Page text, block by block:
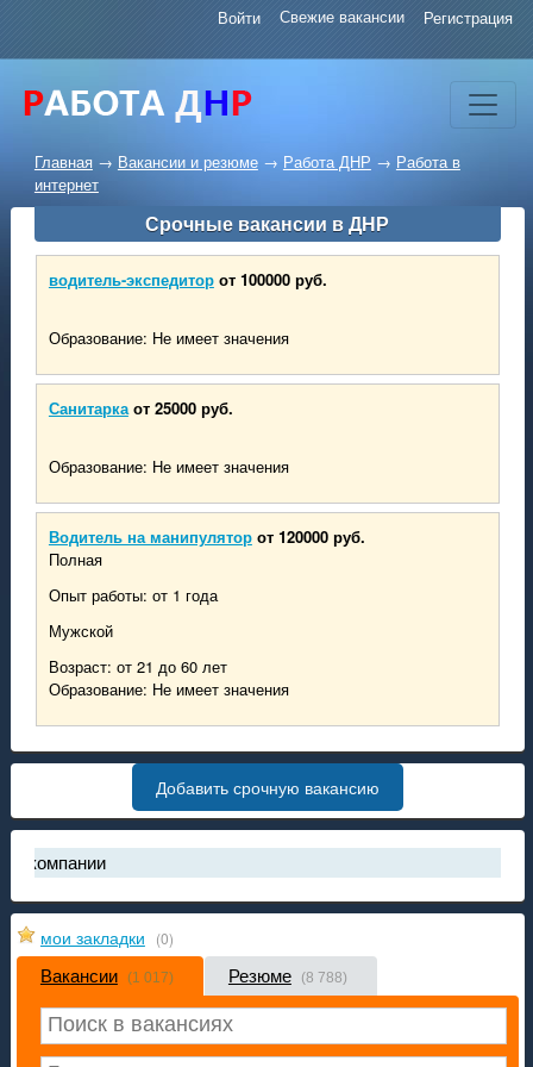
Войти Свежие вакансии Регистрация
Главная → Вакансии и резюме→ Работа ДНР → Работа в
интернет
Срочные вакансии в ДНР
водитель-экспедитор от 100000 руб.
Образование: Не имеет значения
Санитарка от 25000 руб.
Образование: Не имеет значения
Водитель на манипулятор от 120000 руб.
Полная
Опыт работы: от 1 года
Мужской
Возраст: от 21 до 60 лет
Образование: Не имеет значения
Добавить срочную вакансию
высокооплачиваемые рабочие специальности за первый
«работа ДНР» снова доступно в Play Market
пополнить баланс аккаунта на проекте "работа ДНР"
обновление на проекте "работа ДНР": закладки,
работы в России и Украине
мои закладки
(0)
Вакансии (1 017) Резюме (8 788)